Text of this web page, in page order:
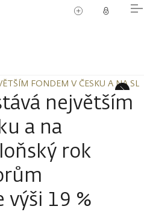
FONDEM V ČESKU A NA
FONDEM V ČESKU A NA
největším
a na
rok
výši 19 %